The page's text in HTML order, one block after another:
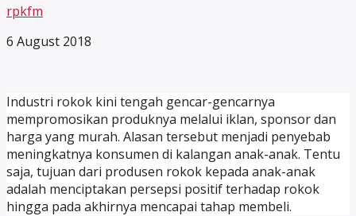
rpkfm
6 August 2018
Industri rokok kini tengah gencar-gencarnya
mempromosikan produknya melalui iklan, sponsor dan
harga yang murah. Alasan tersebut menjadi penyebab
meningkatnya konsumen di kalangan anak-anak. Tentu
saja, tujuan dari produsen rokok kepada anak-anak
adalah menciptakan persepsi positif terhadap rokok
hingga pada akhirnya mencapai tahap membeli.